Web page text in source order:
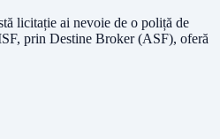
licitație ai nevoie de o poliță de
, prin Destine Broker (ASF), oferă